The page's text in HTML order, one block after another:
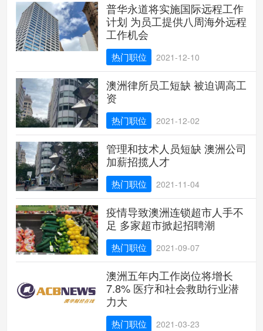
普华永道将实施国际远程工作
计划 为员工提供八周海外远程
工作机会
热门职位 2021-12-10
澳洲律所员工短缺 被迫调高工
资
热门职位 2021-12-02
管理和技术人员短缺 澳洲公司
加薪招揽人才
热门职位 2021-11-04
疫情导致澳洲连锁超市人手不
足 多家超市掀起招聘潮
热门职位 2021-09-07
澳洲五年内工作岗位将增长
7.8% 医疗和社会救助行业潜
力大
热门职位 2021-03-23